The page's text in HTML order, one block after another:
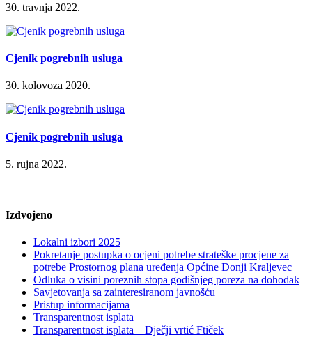
30. travnja 2022.
Cjenik pogrebnih usluga
30. kolovoza 2020.
Cjenik pogrebnih usluga
5. rujna 2022.
Izdvojeno
Lokalni izbori 2025
Pokretanje postupka o ocjeni potrebe strateške procjene za
potrebe Prostornog plana uređenja Općine Donji Kraljevec
Odluka o visini poreznih stopa godišnjeg poreza na dohodak
Savjetovanja sa zainteresiranom javnošću
Pristup informacijama
Transparentnost isplata
Transparentnost isplata – Dječji vrtić Ftiček